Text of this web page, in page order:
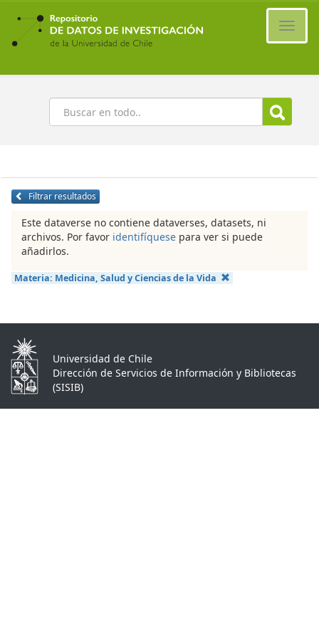
Ir
contenido
principal
Buscar
Filtrar resultados
Este dataverse no contiene dataverses, datasets, ni
archivos. Por favor identifíquese para ver si puede
añadirlos.
Materia: Medicina, Salud y Ciencias de la Vida
Universidad de Chile
Dirección de Servicios de Información y Bibliotecas
(SISIB)